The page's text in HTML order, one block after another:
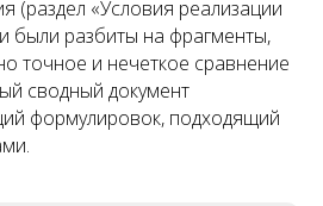
(раздел «Условия реализации
были разбиты на фрагменты,
точное и нечеткое сравнение
сводный документ
формулировок, подходящий